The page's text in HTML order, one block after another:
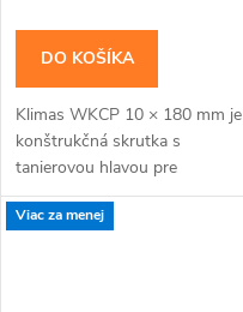
DO KOŠÍKA
Klimas WKCP 10 × 180 mm je
konštrukčná skrutka s
tanierovou hlavou pre
masívnejšie drevené prvky a
konštrukčné spoje navrhnuté
Viac za menej